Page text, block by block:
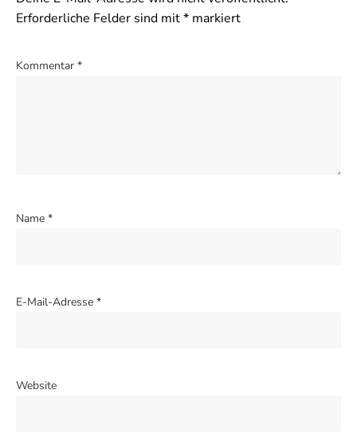
Erforderliche Felder sind mit* markiert
Kommentar *
Name *
E-Mail-Adresse *
Website